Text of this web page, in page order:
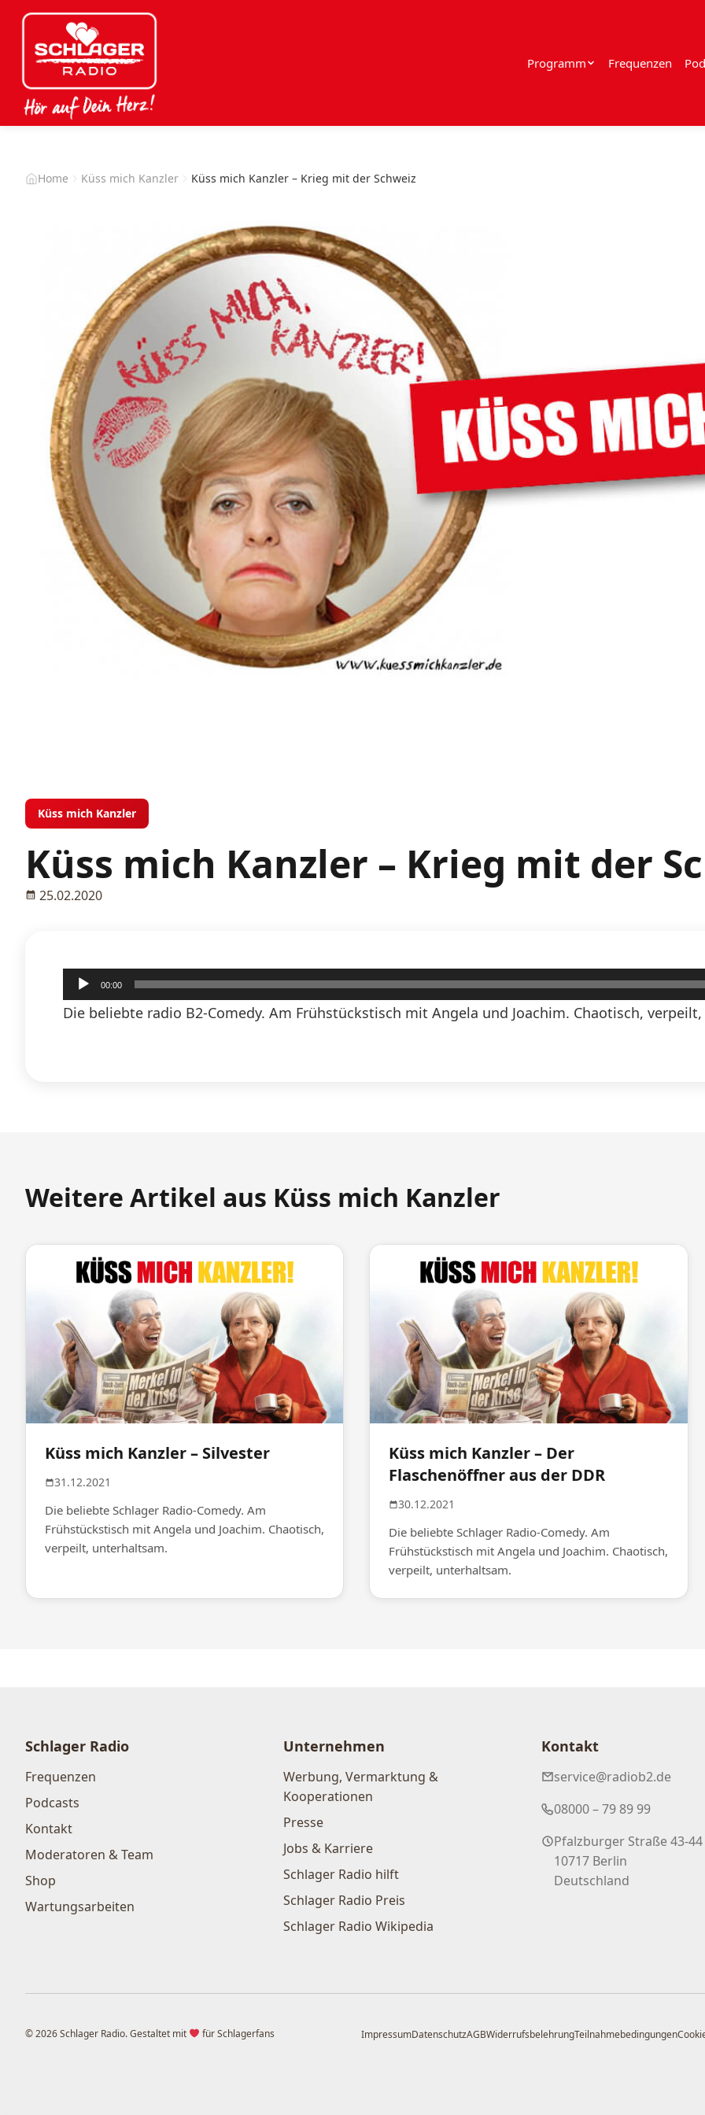
Programm Frequenzen
Home Küss mich Kanzler Küss mich Kanzler – Krieg mit der Schweiz
Küss mich Kanzler
Küss mich Kanzler – Krieg mit der
25.02.2020
Audio-
Player
00:00
Die beliebte radio B2-Comedy. Am Frühstückstisch mit Angela und Joachim. Chaotisch,
Weitere Artikel aus Küss mich Kanzler
Küss mich Kanzler – Silvester
31.12.2021
Die beliebte Schlager Radio-Comedy. Am
Frühstückstisch mit Angela und Joachim. Chaotisch,
verpeilt, unterhaltsam.
Küss mich Kanzler – Der
Flaschenöffner aus der DDR
30.12.2021
Die beliebte Schlager Radio-Comedy. Am
Frühstückstisch mit Angela und Joachim. Chaotisch,
verpeilt, unterhaltsam.
Schlager Radio
Frequenzen
Podcasts
Kontakt
Moderatoren & Team
Shop
Wartungsarbeiten
Unternehmen
Werbung, Vermarktung &
Kooperationen
Presse
Jobs & Karriere
Schlager Radio hilft
Schlager Radio Preis
Schlager Radio Wikipedia
Kontakt
service@radiob2.de
08000 – 79 89 99
Pfalzburger Straße 43-44
10717 Berlin
Deutschland
© 2026 Schlager Radio. Gestaltet mit für Schlagerfans ImpressumDatenschutzAGBWiderrufsbelehrungTeilnahmebedingungen